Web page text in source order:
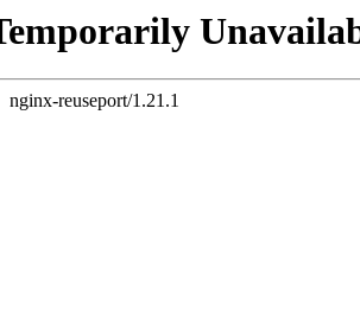
nginx-reuseport/1.21.1